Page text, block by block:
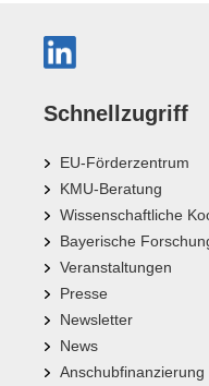
Schnellzugriff
EU-Förderzentrum
KMU-Beratung
Wissenschaftliche
Bayerische
Veranstaltungen
Presse
Newsletter
News
Anschubfinanzierung